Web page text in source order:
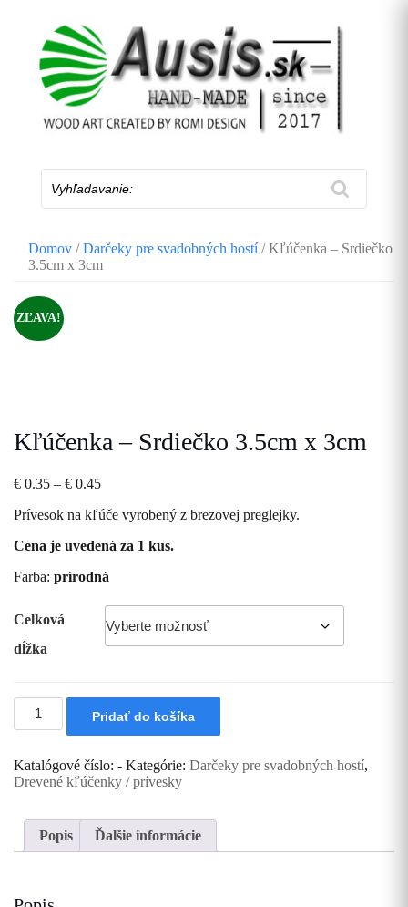
Domov /Darčeky pre svadobných hostí/ Kľúčenka – Srdiečko
3.5cm x 3cm
ZĽAVA!
Kľúčenka – Srdiečko 3.5cm x 3cm
€ 0.35 – € 0.45Price
€ 0.35
€ 0.45
Prívesok na kľúče vyrobený z brezovej preglejky.
Cena je uvedená za 1 kus.
Farba: prírodná
Celková
dĺžka
množstvo
Kľúčenka
3.5cm
x
Pridať do košíka
Katalógové číslo: - Kategórie: Darčeky pre svadobných hostí,
Drevené kľúčenky / prívesky
Popis Ďalšie informácie